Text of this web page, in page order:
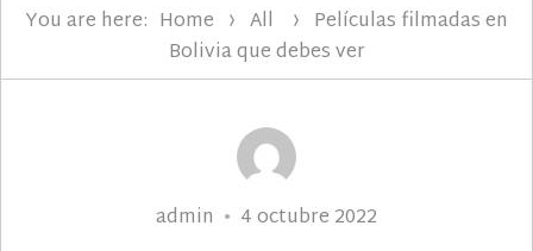
You are here: Home All
Películas filmadas en
Bolivia que debes ver
Author
admin
Posted
4 octubre 2022